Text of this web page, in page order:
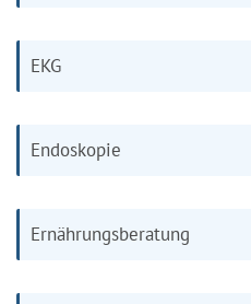
EKG
Endoskopie
Ernährungsberatung